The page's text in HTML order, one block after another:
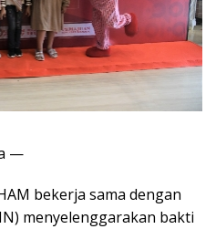
—
bekerja sama dengan
menyelenggarakan bakti